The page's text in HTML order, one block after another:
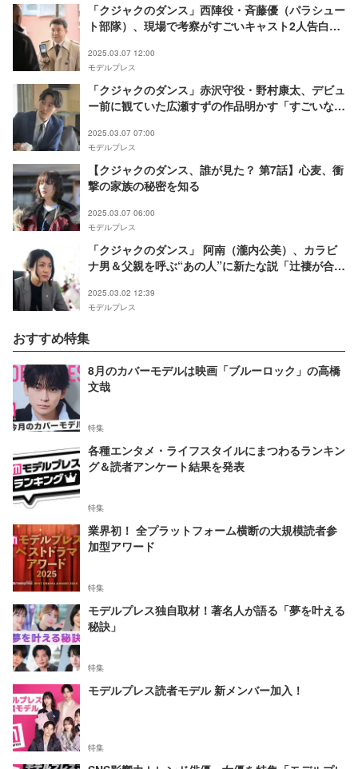
「クジャクのダンス」西陣役・斉藤優（パラシュー
ト部隊）、現場で考察がすごいキャスト2人告白
2025.03.07 12:00
モデルプレス
「クジャクのダンス」赤沢守役・野村康太、デビュ
ー前に観ていた広瀬すずの作品明かす「すごいなと
2025.03.07 07:00
モデルプレス
【クジャクのダンス、誰が見た？ 第7話】心麦、衝
撃の家族の秘密を知る
2025.03.07 06:00
モデルプレス
「クジャクのダンス」 阿南（瀧内公美）、カラビ
ナ男＆父親を呼ぶ“あの人”に新たな説「辻褄が合
2025.03.02 12:39
モデルプレス
おすすめ特集
8月のカバーモデルは映画「ブルーロック」の高橋
文哉
特集
各種エンタメ・ライフスタイルにまつわるランキン
グ＆読者アンケート結果を発表
特集
業界初！ 全プラットフォーム横断の大規模読者参
加型アワード
特集
モデルプレス独自取材！著名人が語る「夢を叶える
秘訣」
特集
モデルプレス読者モデル 新メンバー加入！
特集